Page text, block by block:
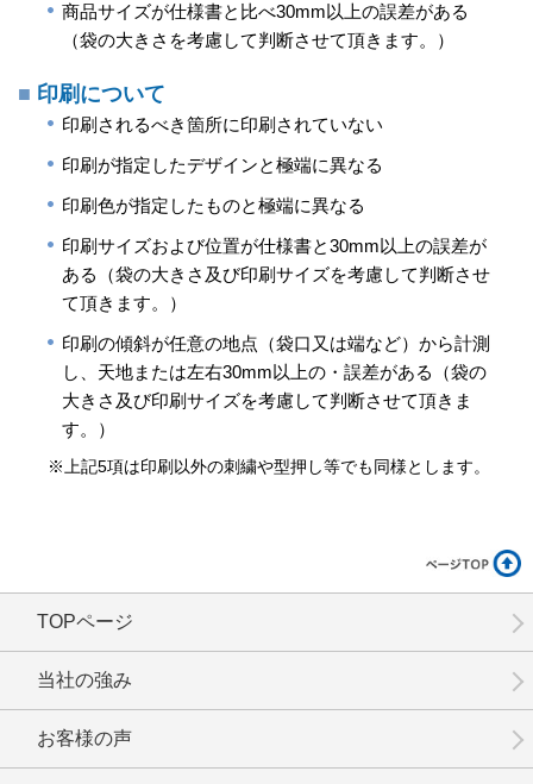
商品サイズが仕様書と比べ30mm以上の誤差がある
（袋の大きさを考慮して判断させて頂きます。）
印刷について
印刷されるべき箇所に印刷されていない
印刷が指定したデザインと極端に異なる
印刷色が指定したものと極端に異なる
印刷サイズおよび位置が仕様書と30mm以上の誤差が
ある（袋の大きさ及び印刷サイズを考慮して判断させ
て頂きます。）
印刷の傾斜が任意の地点（袋口又は端など）から計測
し、天地または左右30mm以上の・誤差がある（袋の
大きさ及び印刷サイズを考慮して判断させて頂きま
す。）
※上記5項は印刷以外の刺繍や型押し等でも同様とします。
TOPページ
当社の強み
お客様の声